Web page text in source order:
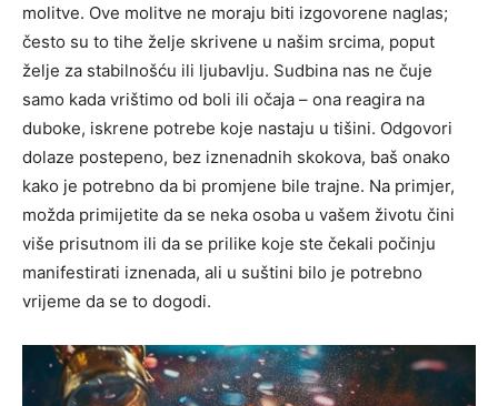
molitve. Ove molitve ne moraju biti izgovorene naglas;
često su to tihe želje skrivene u našim srcima, poput
želje za stabilnošću ili ljubavlju. Sudbina nas ne čuje
samo kada vrištimo od boli ili očaja – ona reagira na
duboke, iskrene potrebe koje nastaju u tišini. Odgovori
dolaze postepeno, bez iznenadnih skokova, baš onako
kako je potrebno da bi promjene bile trajne. Na primjer,
možda primijetite da se neka osoba u vašem životu čini
više prisutnom ili da se prilike koje ste čekali počinju
manifestirati iznenada, ali u suštini bilo je potrebno
vrijeme da se to dogodi.